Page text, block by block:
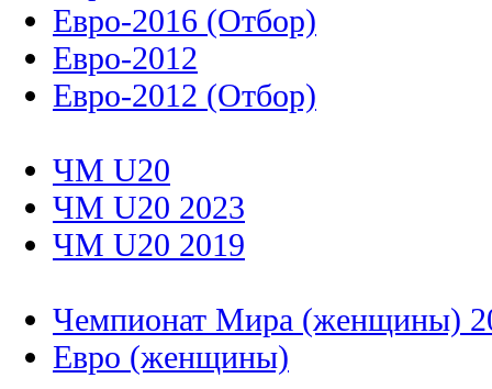
Евро-2016 (Отбор)
Евро-2012
Евро-2012 (Отбор)
ЧМ U20
ЧМ U20 2023
ЧМ U20 2019
Чемпионат Мира (женщины)
Евро (женщины)